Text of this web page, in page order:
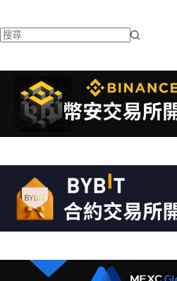
不
條